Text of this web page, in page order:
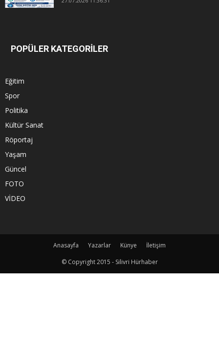
POPÜLER KATEGORİLER
Eğitim
Spor
Politika
Kültür Sanat
Röportaj
Yaşam
Güncel
FOTO
VİDEO
Anasayfa Yazarlar Künye
İletişim
© Copyright 2015 - Silivri Hürhaber